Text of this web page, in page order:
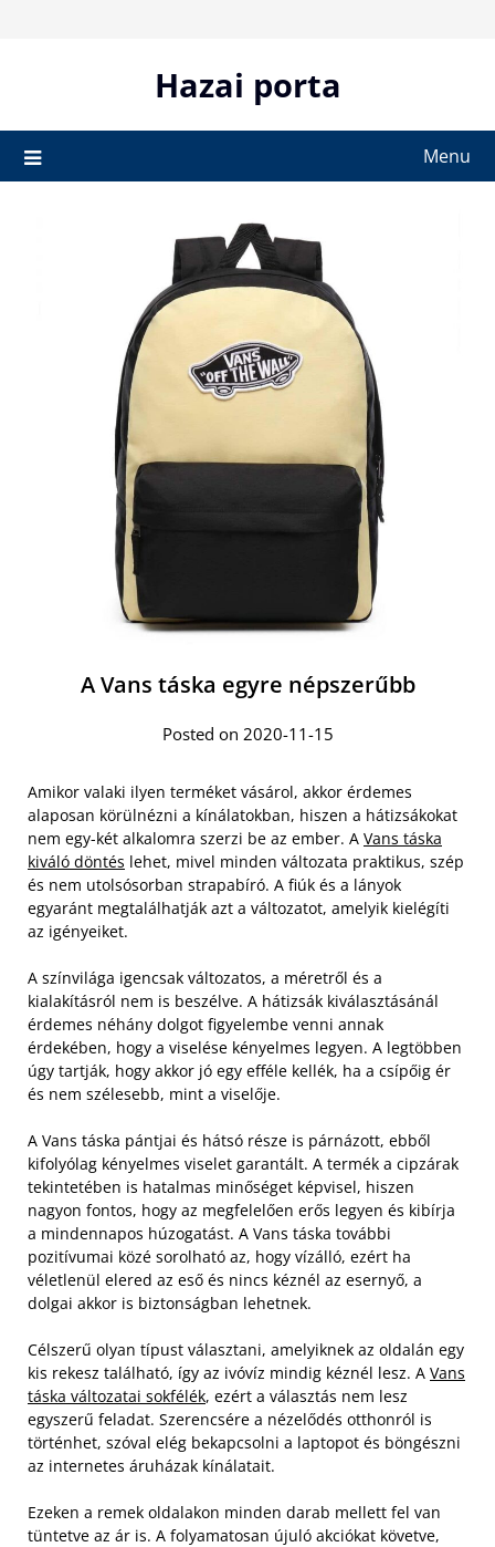
Hazai porta
Menu
A Vans táska egyre népszerűbb
Posted on 2020-11-15
Amikor valaki ilyen terméket vásárol, akkor érdemes
alaposan körülnézni a kínálatokban, hiszen a hátizsákokat
nem egy-két alkalomra szerzi be az ember. A Vans táska
kiváló döntés lehet, mivel minden változata praktikus, szép
és nem utolsósorban strapabíró. A fiúk és a lányok
egyaránt megtalálhatják azt a változatot, amelyik kielégíti
az igényeiket.
A színvilága igencsak változatos, a méretről és a
kialakításról nem is beszélve. A hátizsák kiválasztásánál
érdemes néhány dolgot figyelembe venni annak
érdekében, hogy a viselése kényelmes legyen. A legtöbben
úgy tartják, hogy akkor jó egy efféle kellék, ha a csípőig ér
és nem szélesebb, mint a viselője.
A Vans táska pántjai és hátsó része is párnázott, ebből
kifolyólag kényelmes viselet garantált. A termék a cipzárak
tekintetében is hatalmas minőséget képvisel, hiszen
nagyon fontos, hogy az megfelelően erős legyen és kibírja
a mindennapos húzogatást. A Vans táska további
pozitívumai közé sorolható az, hogy vízálló, ezért ha
véletlenül elered az eső és nincs kéznél az esernyő, a
dolgai akkor is biztonságban lehetnek.
Célszerű olyan típust választani, amelyiknek az oldalán egy
kis rekesz található, így az ivóvíz mindig kéznél lesz. A Vans
táska változatai sokfélék, ezért a választás nem lesz
egyszerű feladat. Szerencsére a nézelődés otthonról is
történhet, szóval elég bekapcsolni a laptopot és böngészni
az internetes áruházak kínálatait.
Ezeken a remek oldalakon minden darab mellett fel van
tüntetve az ár is. A folyamatosan újuló akciókat követve,